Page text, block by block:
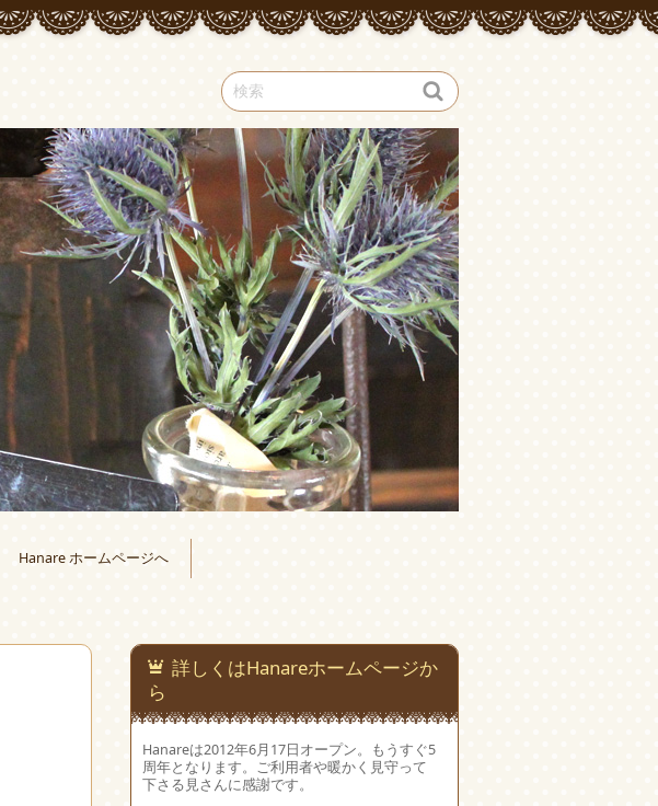
Hanare ホームページへ
詳しくはHanareホームページか
ら
Hanareは2012年6月17日オープン。もうすぐ5
周年となります。ご利用者や暖かく見守って
下さる見さんに感謝です。